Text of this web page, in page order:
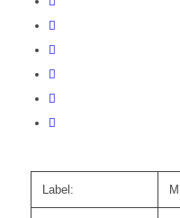
Label: